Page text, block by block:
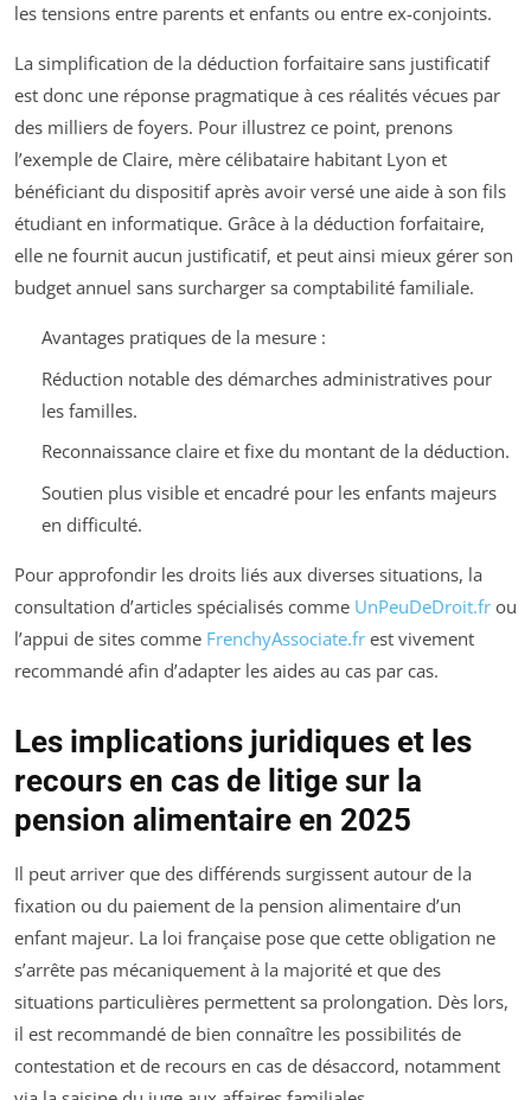
les tensions entre parents et enfants ou entre ex-conjoints.
La simplification de la déduction forfaitaire sans justificatif
est donc une réponse pragmatique à ces réalités vécues par
des milliers de foyers. Pour illustrez ce point, prenons
l’exemple de Claire, mère célibataire habitant Lyon et
bénéficiant du dispositif après avoir versé une aide à son fils
étudiant en informatique. Grâce à la déduction forfaitaire,
elle ne fournit aucun justificatif, et peut ainsi mieux gérer son
budget annuel sans surcharger sa comptabilité familiale.
Avantages pratiques de la mesure :
Réduction notable des démarches administratives pour
les familles.
Reconnaissance claire et fixe du montant de la déduction.
Soutien plus visible et encadré pour les enfants majeurs
en difficulté.
Pour approfondir les droits liés aux diverses situations, la
consultation d’articles spécialisés comme UnPeuDeDroit.fr ou
l’appui de sites comme FrenchyAssociate.fr est vivement
recommandé afin d’adapter les aides au cas par cas.
Les implications juridiques et les
recours en cas de litige sur la
pension alimentaire en 2025
Il peut arriver que des différends surgissent autour de la
fixation ou du paiement de la pension alimentaire d’un
enfant majeur. La loi française pose que cette obligation ne
s’arrête pas mécaniquement à la majorité et que des
situations particulières permettent sa prolongation. Dès lors,
il est recommandé de bien connaître les possibilités de
contestation et de recours en cas de désaccord, notamment